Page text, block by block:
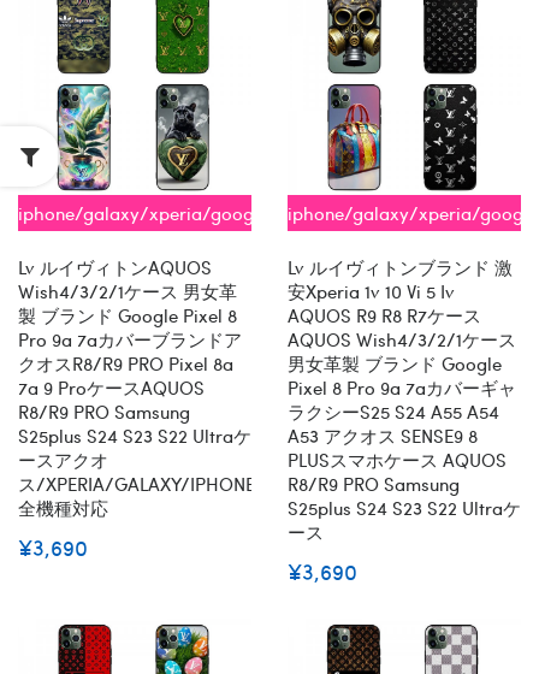
iphone/galaxy/xperia/google/aquos
Lv ルイヴィトンAQUOS
Wish4/3/2/1ケース 男女革
製 ブランド Google Pixel 8
Pro 9a 7aカバーブランドア
クオスR8/R9 PRO Pixel 8a
7a 9 ProケースAQUOS
R8/R9 PRO Samsung
S25plus S24 S23 S22 Ultraケ
ースアクオ
ス/XPERIA/GALAXY/IPHONE
全機種対応
¥3,690
iphone/galaxy/xperia/
Lv ルイヴィトンブランド 激
安xperia 1v 10 Vi 5 Iv
AQUOS R9 R8 R7ケース
AQUOS Wish4/3/2/1ケース
男女革製 ブランド Google
Pixel 8 Pro 9a 7aカバーギャ
ラクシーs25 S24 A55 A54
A53 アクオス SENSE9 8
PLUSスマホケース AQUOS
R8/R9 PRO Samsung
S25plus S24 S23 S22 Ultraケ
ース
¥3,690